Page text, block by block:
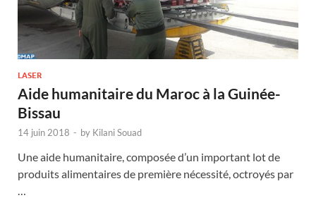
LASER
Aide humanitaire du Maroc à la Guinée-
Bissau
14 juin 2018 - by Kilani Souad
Une aide humanitaire, composée d’un important lot de
produits alimentaires de première nécessité, octroyés par